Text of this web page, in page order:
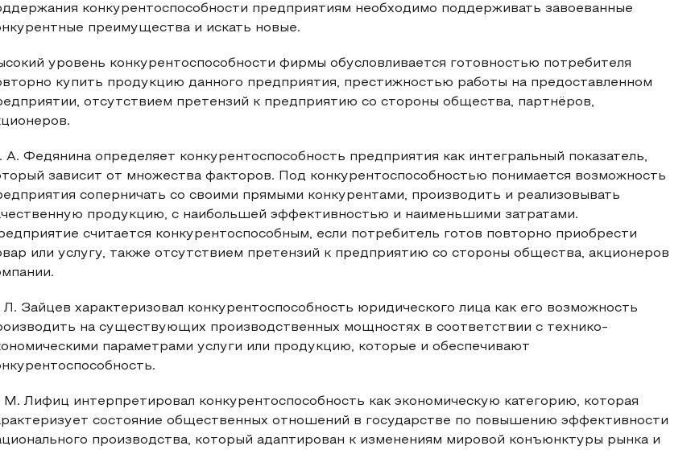
конкурентоспособности предприятиям необходимо поддерживать завоеванные
преимущества и искать новые.
уровень конкурентоспособности фирмы обусловливается готовностью потребителя
купить продукцию данного предприятия, престижностью работы на предоставленном
отсутствием претензий к предприятию со стороны общества, партнёров,
А. Федянина определяет конкурентоспособность предприятия как интегральный показатель,
зависит от множества факторов. Под конкурентоспособностью понимается возможность
соперничать со своими прямыми конкурентами, производить и реализовывать
продукцию, с наибольшей эффективностью и наименьшими затратами.
считается конкурентоспособным, если потребитель готов повторно приобрести
или услугу, также отсутствием претензий к предприятию со стороны общества, акционеров
Л. Зайцев характеризовал конкурентоспособность юридического лица как его возможность
на существующих производственных мощностях в соответствии с технико-
параметрами услуги или продукцию, которые и обеспечивают
М. Лифиц интерпретировал конкурентоспособность как экономическую категорию, которая
состояние общественных отношений в государстве по повышению эффективности
производства, который адаптирован к изменениям мировой конъюнктуры рынка и